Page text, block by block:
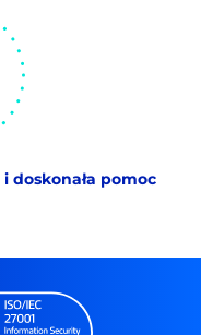
doskonała pomoc